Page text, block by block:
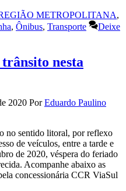
METROPOLITANA,
, Ônibus, Transporte
Deixe
nesta
2020 PorEduardo Paulino
no sentido litoral, por reflexo
de veículos, entre a tarde e
de 2020, véspera do feriado
Acompanhe abaixo as
concessionária CCR ViaSul